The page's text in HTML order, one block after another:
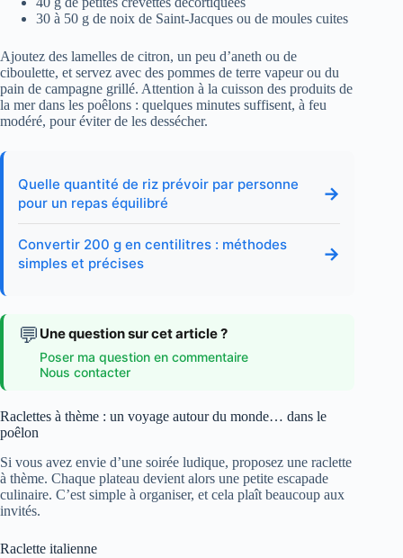
30 à 50 g de noix de Saint-Jacques ou de moules cuites
Ajoutez des lamelles de citron, un peu d’aneth ou de
ciboulette, et servez avec des pommes de terre vapeur ou du
pain de campagne grillé. Attention à la cuisson des produits de
la mer dans les poêlons : quelques minutes suffisent, à feu
modéré, pour éviter de les dessécher.
Quelle quantité de riz prévoir par personne
pour un repas équilibré
→
Convertir 200 g en centilitres : méthodes
simples et précises
→
💬 Une question sur cet article ?
Poser ma question en commentaire
Nous contacter
Raclettes à thème : un voyage autour du monde… dans le
poêlon
Si vous avez envie d’une soirée ludique, proposez une raclette
à thème. Chaque plateau devient alors une petite escapade
culinaire. C’est simple à organiser, et cela plaît beaucoup aux
invités.
Raclette italienne